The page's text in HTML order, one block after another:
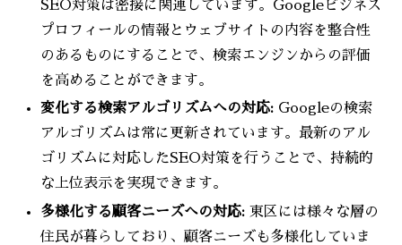
SEO対策は密接に関連しています。Googleビジネス
プロフィールの情報とウェブサイトの内容を整合性
のあるものにすることで、検索エンジンからの評価
を高めることができます。
変化する検索アルゴリズムへの対応: Googleの検索
アルゴリズムは常に更新されています。最新のアル
ゴリズムに対応したSEO対策を行うことで、持続的
な上位表示を実現できます。
多様化する顧客ニーズへの対応: 東区には様々な層の
住民が暮らしており、顧客ニーズも多様化していま